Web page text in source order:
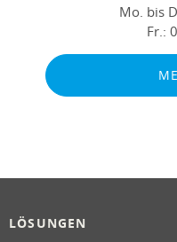
Mo. bis
Fr.:
LÖSUNGEN